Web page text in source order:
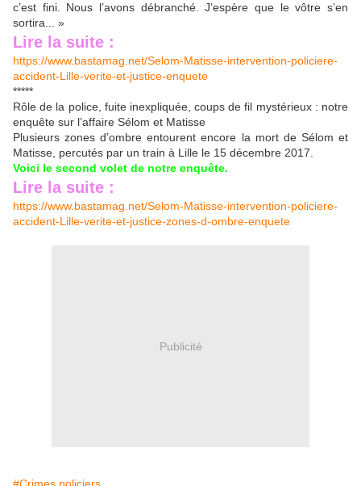
c’est fini. Nous l’avons débranché. J’espère que le vôtre s’en
sortira... »
Lire la suite :
https://www.bastamag.net/Selom-Matisse-intervention-policiere-
accident-Lille-verite-et-justice-enquete
*****
Rôle de la police, fuite inexpliquée, coups de fil mystérieux : notre
enquête sur l’affaire Sélom et Matisse
Plusieurs zones d’ombre entourent encore la mort de Sélom et
Matisse, percutés par un train à Lille le 15 décembre 2017.
Voici le second volet de notre enquête.
Lire la suite :
https://www.bastamag.net/Selom-Matisse-intervention-policiere-
accident-Lille-verite-et-justice-zones-d-ombre-enquete
Publicité